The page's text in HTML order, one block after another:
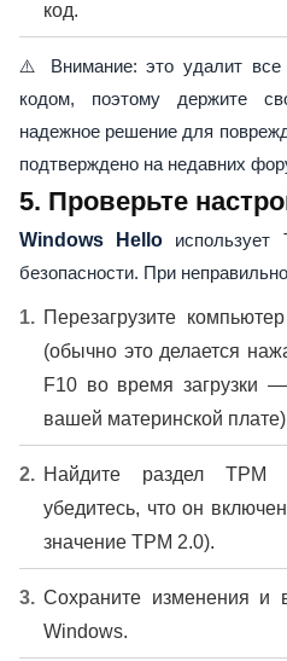
код.
⚠️ Внимание: это удалит
кодом, поэтому держите
надежное решение для
подтверждено на недавних
5. Проверьте
Windows Hello использует
безопасности. При
Перезагрузите
(обычно это делается
F10 во время загрузки
вашей материнской
Найдите раздел TPM
убедитесь, что он
значение TPM 2.0).
Сохраните изменения и
Windows.